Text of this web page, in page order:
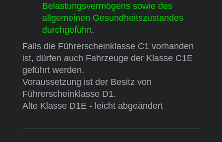
Belastungsvermögens sowie des
allgemeinen Gesundheitszustandes
durchgeführt.
Falls die Führerscheinklasse C1 vorhanden
ist, dürfen auch Fahrzeuge der Klasse C1E
geführt werden.
Voraussetzung ist der Besitz von
Führerscheinklasse D1.
Alte Klasse D1E - leicht abgeändert